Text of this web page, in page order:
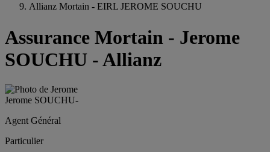
Allianz Mortain - EIRL JEROME SOUCHU
Assurance Mortain - Jerome
SOUCHU - Allianz
Jerome SOUCHU-
Agent Général
Particulier